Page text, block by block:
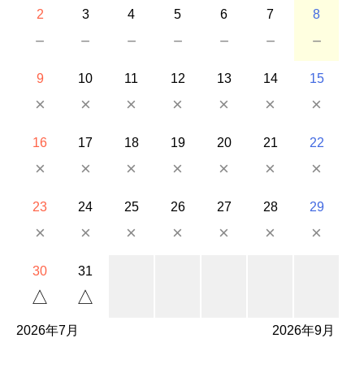
2
－
3
－
4
－
5
－
6
－
7
－
8
－
9
×
10
×
11
×
12
×
13
×
14
×
15
×
16
×
17
×
18
×
19
×
20
×
21
×
22
×
23
×
24
×
25
×
26
×
27
×
28
×
29
×
30
△
31
△
2026年7月 2026年9月